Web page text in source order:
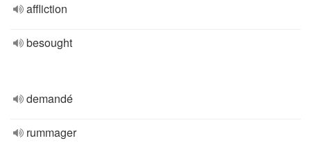
affliction
besought
demandé
rummager